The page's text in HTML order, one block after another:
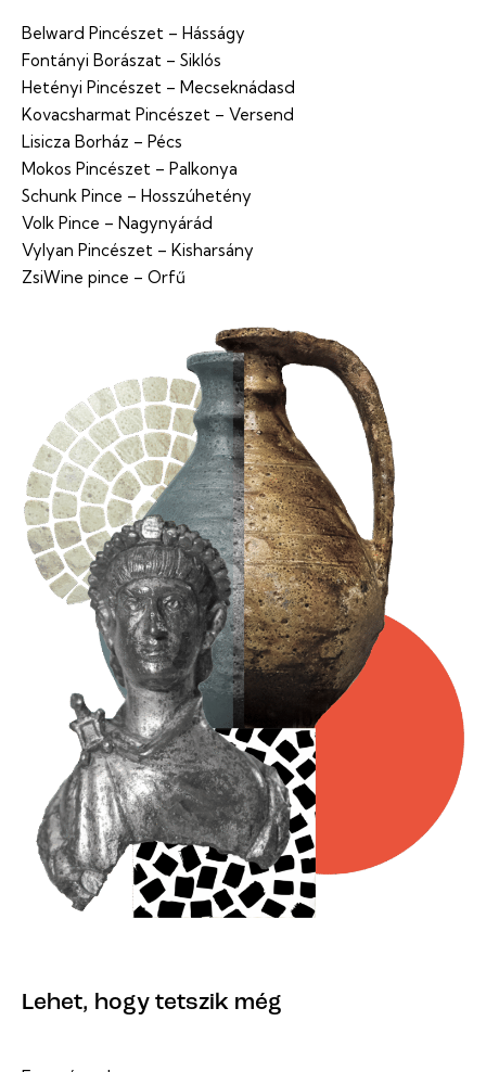
Belward Pincészet – Hásságy
Fontányi Borászat – Siklós
Hetényi Pincészet – Mecseknádasd
Kovacsharmat Pincészet – Versend
Lisicza Borház – Pécs
Mokos Pincészet – Palkonya
Schunk Pince – Hosszúhetény
Volk Pince – Nagynyárád
Vylyan Pincészet – Kisharsány
ZsiWine pince – Orfű
Lehet, hogy tetszik még